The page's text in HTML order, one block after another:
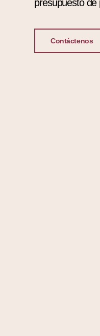
presupuesto de
Contáctenos